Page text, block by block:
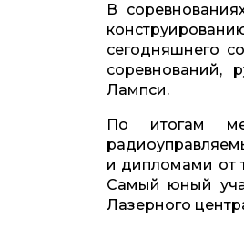
В
сегодняшнего
соревнований,
Лампси.
По итогам
и дипломами от
Самый юный
Лазерного